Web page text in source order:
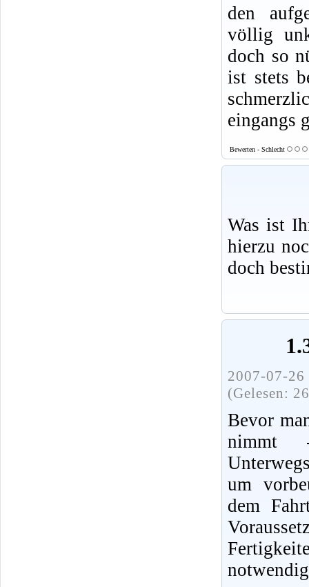
den
völlig
doch so
ist stets
eingangs
Bewerten - Schlecht
Was ist
hierzu
doch
2007-07-
(Gelesen:
Bevor
um
dem